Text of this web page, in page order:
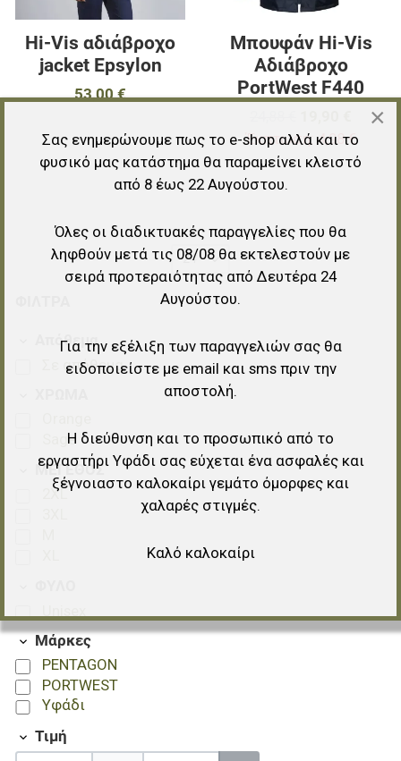
Απόθεμα
Σε απόθεμα
Sage
ΜΕΓΕΘΟΣ
2XL
Μάρκες
PENTAGON
PORTWEST
Υφάδι
Τιμή
Hi-Vis αδιάβροχο
jacket Epsylon
53,00 €
Μπουφάν Hi-Vis
Αδιάβροχο
PortWest F440
Έκπτωση:4,98 €
24
×
Σας ενημερώνουμε πως το e-shop αλλά και το
φυσικό μας κατάστημα θα παραμείνει κλειστό
από 8 έως 22 Αυγούστου.
Όλες οι διαδικτυακές παραγγελίες που θα
ληφθούν μετά τις 08/08 θα εκτελεστούν με
σειρά προτεραιότητας από Δευτέρα 24
Αυγούστου.
Για την εξέλιξη των παραγγελιών σας θα
ειδοποιείστε με email και sms πριν την
αποστολή.
Η διεύθυνση και το προσωπικό από το
εργαστήρι Υφάδι σας εύχεται ένα ασφαλές και
ξέγνοιαστο καλοκαίρι γεμάτο όμορφες και
χαλαρές στιγμές.
Καλό καλοκαίρι